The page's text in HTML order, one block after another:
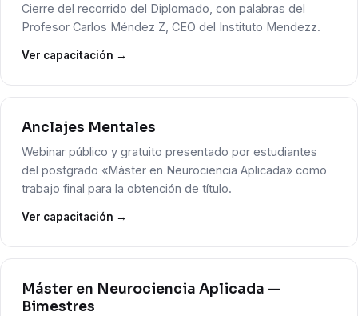
Cierre del recorrido del Diplomado, con palabras del
Profesor Carlos Méndez Z, CEO del Instituto Mendezz.
Ver capacitación →
Anclajes Mentales
Webinar público y gratuito presentado por estudiantes
del postgrado «Máster en Neurociencia Aplicada» como
trabajo final para la obtención de título.
Ver capacitación →
Máster en Neurociencia Aplicada —
Bimestres